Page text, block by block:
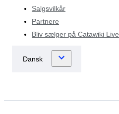
Salgsvilkår
Partnere
Bliv sælger på Catawiki Live